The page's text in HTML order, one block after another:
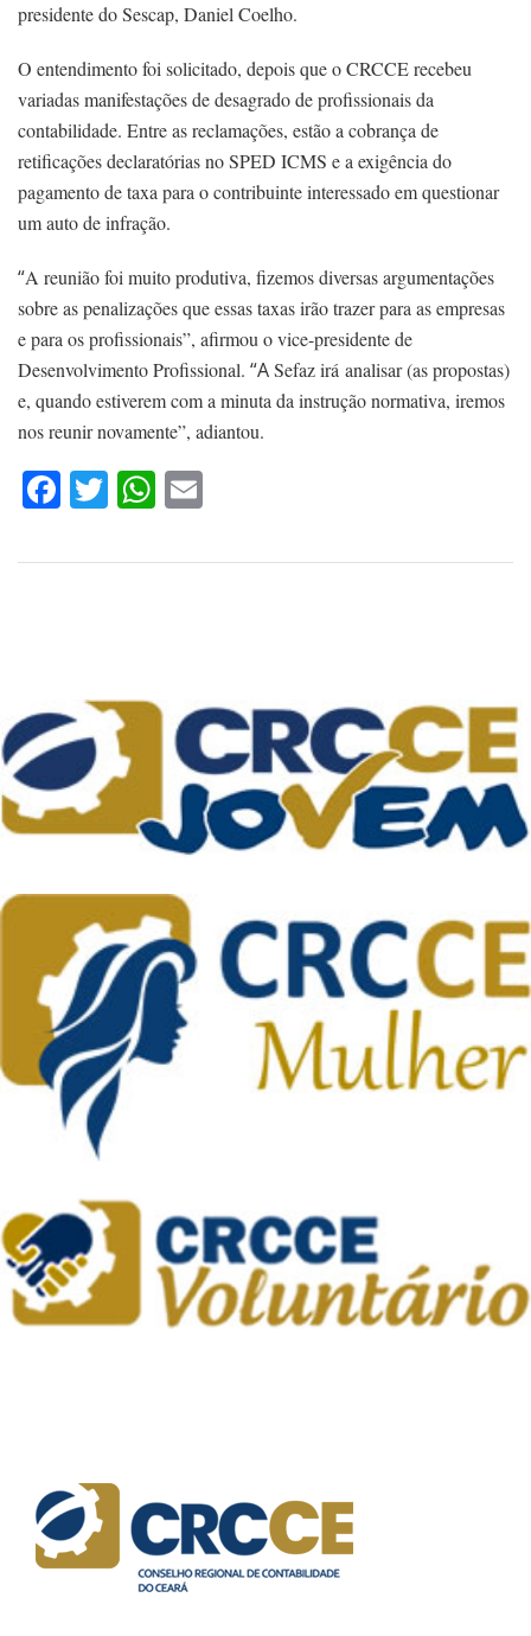
presidente do Sescap, Daniel Coelho.
O entendimento foi solicitado, depois que o CRCCE recebeu
variadas manifestações de desagrado de profissionais da
contabilidade. Entre as reclamações, estão a cobrança de
retificações declaratórias no SPED ICMS e a exigência do
pagamento de taxa para o contribuinte interessado em questionar
um auto de infração.
“A reunião foi muito produtiva, fizemos diversas argumentações
sobre as penalizações que essas taxas irão trazer para as empresas
e para os profissionais”, afirmou o vice-presidente de
Desenvolvimento Profissional. “ASefaz irá analisar (as propostas)
e, quando estiverem com a minuta da instrução normativa, iremos
nos reunir novamente”, adiantou.
Facebook
TwitterWhatsApp